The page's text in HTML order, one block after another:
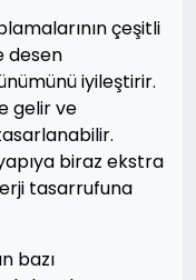
çeşitli
desen
iyileştirir.
gelir ve
biraz ekstra
tasarrufuna
bazı